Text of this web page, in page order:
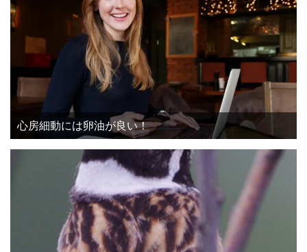
心房細動には卵油が良い！